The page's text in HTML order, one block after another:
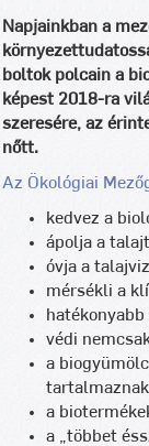
Napjainkban a
boltok polcain a
képest 2018-ra
szeresére, az
nőtt.
Az Ökológiai
kedvez a
ápolja a
óvja a
mérsékli a
védi
a
tartalmaznak,
a
a „többet